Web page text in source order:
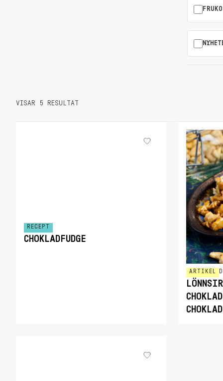
VISAR 5 RESULTAT
RECEPT
CHOKLADFUDGE
ARTIKEL
CHOKLAD